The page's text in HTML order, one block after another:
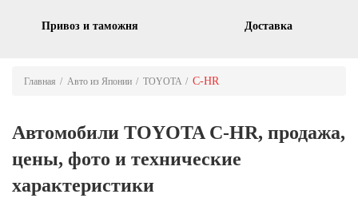
Привоз и таможня Доставка
Главная Авто из Японии TOYOTA C-HR
Автомобили TOYOTA C-HR, продажа,
цены, фото и технические
характеристики